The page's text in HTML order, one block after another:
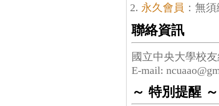
永久會員 ：無
聯絡資訊
國立中央大學校
E-mail:
～ 特別提醒 ～